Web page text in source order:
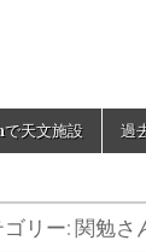
天文施設 過
ゴリー:関勉さ